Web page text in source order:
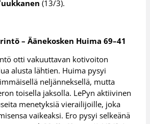
(13/3).
– Äänekosken Huima 69–41
otti vakuuttavan kotivoiton
alusta lähtien. Huima pysyi
neljänneksellä, mutta
toisella jaksolla. LePyn aktiivinen
menetyksiä vierailijoille, joka
vaikeaksi. Ero pysyi selkeänä